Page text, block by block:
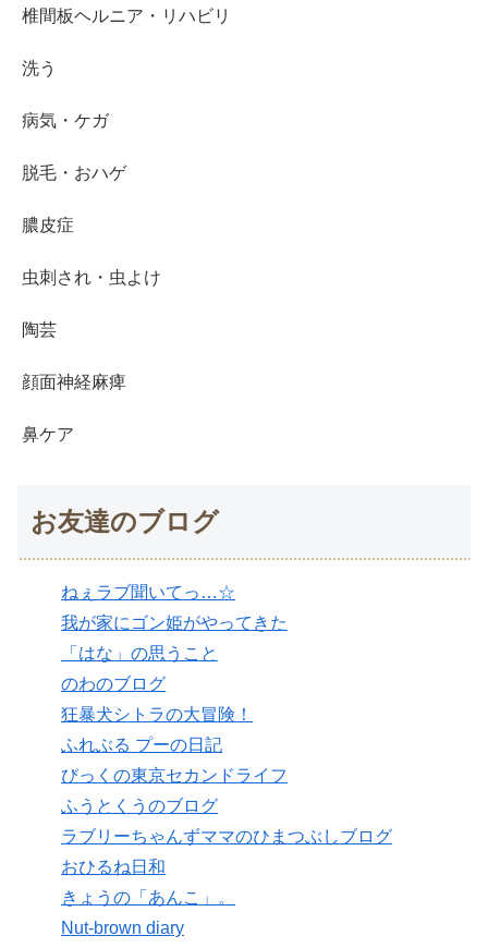
椎間板ヘルニア・リハビリ
洗う
病気・ケガ
脱毛・おハゲ
膿皮症
虫刺され・虫よけ
陶芸
顔面神経麻痺
鼻ケア
お友達のブログ
ねぇラブ聞いてっ…☆
我が家にゴン姫がやってきた
「はな」の思うこと
のわのブログ
狂暴犬シトラの大冒険！
ふれぶる プーの日記
びっくの東京セカンドライフ
ふうとくうのブログ
ラブリーちゃんずママのひまつぶしブログ
おひるね日和
きょうの「あんこ」。
Nut-brown diary